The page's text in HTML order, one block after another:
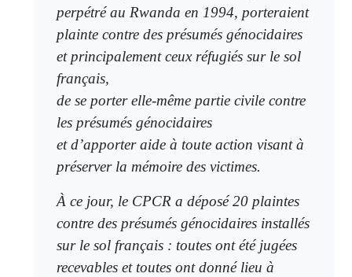
perpétré au Rwanda en 1994, porteraient
plainte contre des présumés génocidaires
et principalement ceux réfugiés sur le sol
français,
de se porter elle-même partie civile contre
les présumés génocidaires
et d’apporter aide à toute action visant à
préserver la mémoire des victimes.
À ce jour, le CPCR a déposé 20 plaintes
contre des présumés génocidaires installés
sur le sol français : toutes ont été jugées
recevables et toutes ont donné lieu à